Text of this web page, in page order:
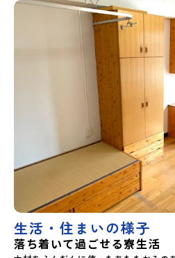
生活・住まいの様子
落ち着いて過ごせる寮生活